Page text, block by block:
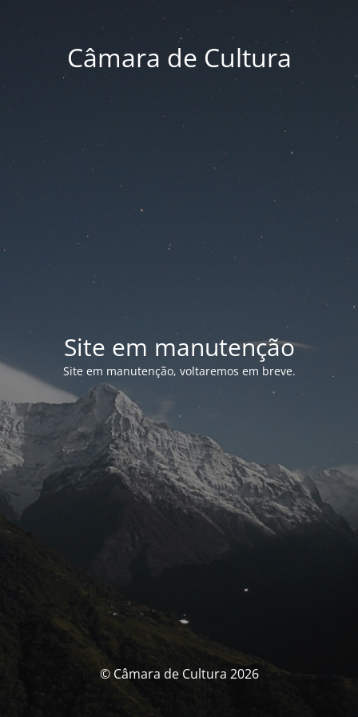
Câmara de Cultura
Site em manutenção
Site em manutenção, voltaremos em breve.
© Câmara de Cultura 2026